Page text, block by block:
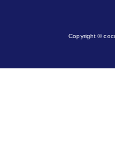
Copyright ©